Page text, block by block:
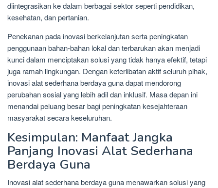
diintegrasikan ke dalam berbagai sektor seperti pendidikan,
kesehatan, dan pertanian.
Penekanan pada inovasi berkelanjutan serta peningkatan
penggunaan bahan-bahan lokal dan terbarukan akan menjadi
kunci dalam menciptakan solusi yang tidak hanya efektif, tetapi
juga ramah lingkungan. Dengan keterlibatan aktif seluruh pihak,
inovasi alat sederhana berdaya guna dapat mendorong
perubahan sosial yang lebih adil dan inklusif. Masa depan ini
menandai peluang besar bagi peningkatan kesejahteraan
masyarakat secara keseluruhan.
Kesimpulan: Manfaat Jangka
Panjang Inovasi Alat Sederhana
Berdaya Guna
Inovasi alat sederhana berdaya guna menawarkan solusi yang